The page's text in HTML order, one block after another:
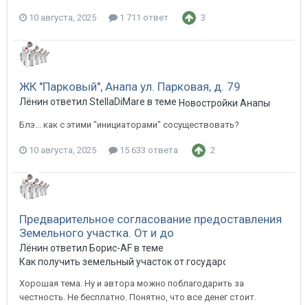
10 августа, 2025 1 711 ответ 3
ЖК "Парковый", Анапа ул. Парковая, д. 79
Лёнин ответил StellaDiMare в теме Новостройки Анапы
Блэ... как с этими "инициаторами" сосуществовать?
10 августа, 2025 15 633 ответа 2
Предварительное согласование предоставления
Земельного участка. От и до
Лёнин ответил Борис-AF в теме
Как получить земельный участок от государства
Хорошая тема. Ну и автора можно поблагодарить за
честность. Не бесплатно. Понятно, что все денег стоит.